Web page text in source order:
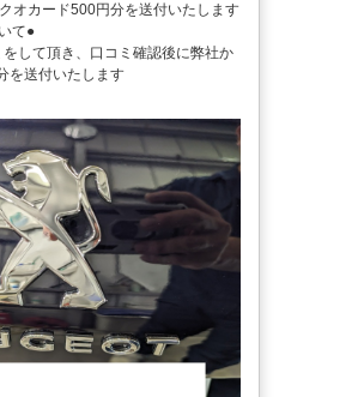
オカード500円分を送付いたします
て●
して頂き、口コミ確認後に弊社か
を送付いたします